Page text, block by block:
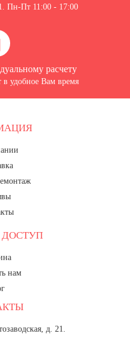
Пн-Пт 11:00 - 17:00
расчету
в удобное Вам время
нам
д. 21.